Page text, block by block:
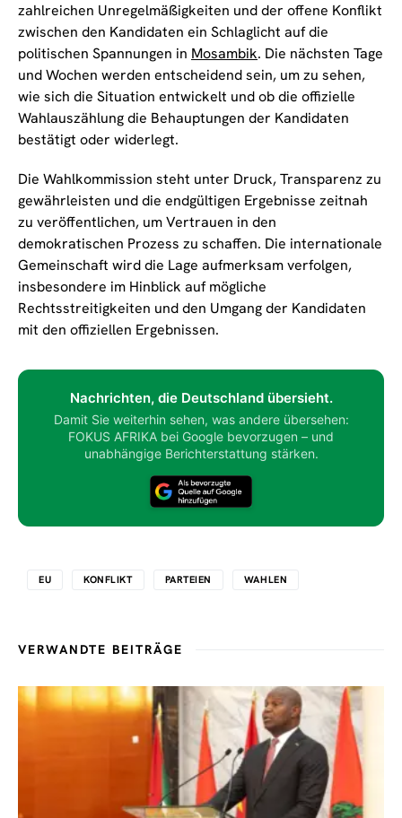
zahlreichen Unregelmäßigkeiten und der offene Konflikt
zwischen den Kandidaten ein Schlaglicht auf die
politischen Spannungen in Mosambik. Die nächsten Tage
und Wochen werden entscheidend sein, um zu sehen,
wie sich die Situation entwickelt und ob die offizielle
Wahlauszählung die Behauptungen der Kandidaten
bestätigt oder widerlegt.
Die Wahlkommission steht unter Druck, Transparenz zu
gewährleisten und die endgültigen Ergebnisse zeitnah
zu veröffentlichen, um Vertrauen in den
demokratischen Prozess zu schaffen. Die internationale
Gemeinschaft wird die Lage aufmerksam verfolgen,
insbesondere im Hinblick auf mögliche
Rechtsstreitigkeiten und den Umgang der Kandidaten
mit den offiziellen Ergebnissen.
Nachrichten, die Deutschland übersieht.
Damit Sie weiterhin sehen, was andere übersehen:
FOKUS AFRIKA bei Google bevorzugen – und
unabhängige Berichterstattung stärken.
EU KONFLIKT PARTEIEN WAHLEN
VERWANDTE BEITRÄGE